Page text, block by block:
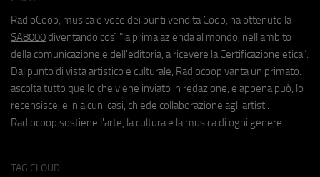
RadioCoop, musica e voce dei punti vendita Coop, ha ottenuto la
SA8000 diventando così "la prima azienda al mondo, nell'ambito
della comunicazione e dell'editoria, a ricevere la Certificazione etica".
Dal punto di vista artistico e culturale, Radiocoop vanta un primato:
ascolta tutto quello che viene inviato in redazione, e appena può, lo
recensisce, e in alcuni casi, chiede collaborazione agli artisti.
Radiocoop sostiene l'arte, la cultura e la musica di ogni genere.
TAG CLOUD